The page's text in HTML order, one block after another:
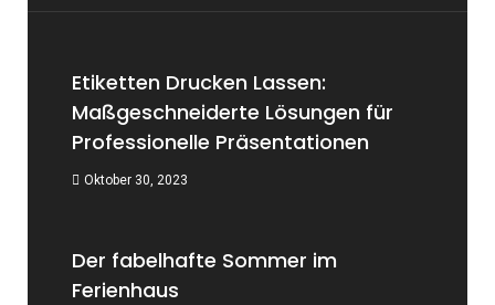
Etiketten Drucken Lassen:
Maßgeschneiderte Lösungen für
Professionelle Präsentationen
Oktober 30, 2023
Der fabelhafte Sommer im
Ferienhaus